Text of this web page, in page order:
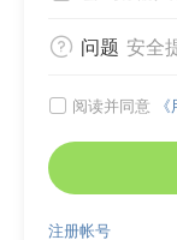
 问题 安全
 阅读并同意
注册帐号